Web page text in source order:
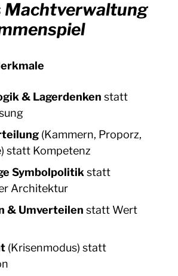
Machtverwaltung
& Lagerdenken statt
(Kammern, Proporz,
statt Kompetenz
Symbolpolitik statt
Architektur
& Umverteilen statt Wert
(Krisenmodus) statt